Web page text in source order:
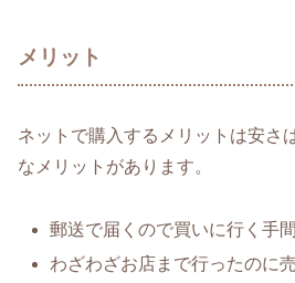
メリット
ネットで購入するメリットは安さ
なメリットがあります。
郵送で届くので買いに行く手
わざわざお店まで行ったのに